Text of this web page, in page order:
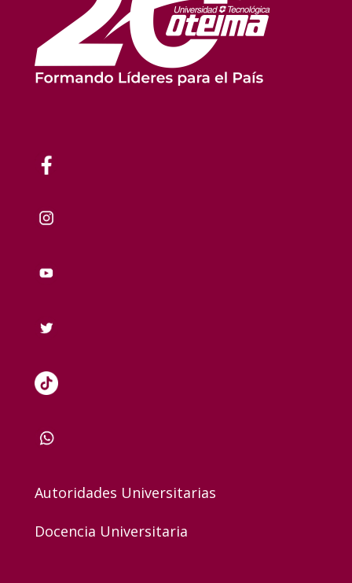
Autoridades Universitarias
Docencia Universitaria